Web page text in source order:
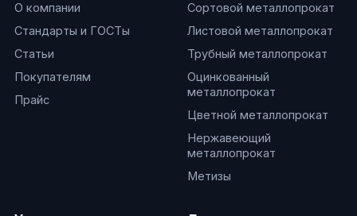
О компании
Стандарты и ГОСТы
Статьи
Покупателям
Прайс
Сортовой металлопрокат
Листовой металлопрокат
Трубный металлопрокат
Оцинкованный
металлопрокат
Цветной металлопрокат
Нержавеющий
металлопрокат
Метизы